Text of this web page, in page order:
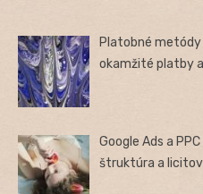
Platobné metódy
okamžité platby
Google Ads a
štruktúra a